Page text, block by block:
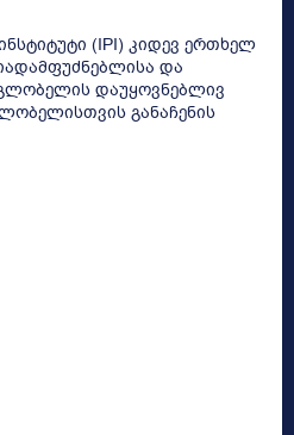
(IPI) კიდევ ერთხელ
და
დაუყოვნებლივ
განაჩენის